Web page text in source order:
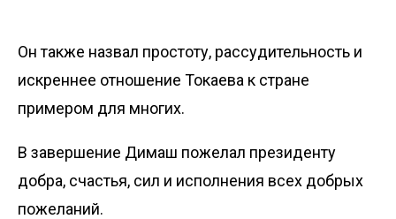
Он также назвал простоту, рассудительность и
искреннее отношение Токаева к стране
примером для многих.
В завершение Димаш пожелал президенту
добра, счастья, сил и исполнения всех добрых
пожеланий.